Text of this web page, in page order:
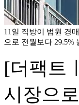
11일 직방이 법원 경
으로 전월보다 29.5%
[더팩트
시장으